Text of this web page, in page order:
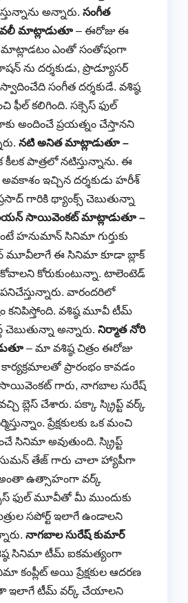
అన్నారు. సంగీత
వలీ మాట్లాడుతూ – ఈరోజు ఈ
ఎంతో సంతోషంగా
ను దర్శకుడు, ప్రొడ్యూసర్
సంగీత దర్శకుడే. వశిష్ఠ
ఫీల్ కలిగింది. సక్సెస్ ఫుల్
అందించే ప్రయత్నం చేస్తానని
నటి అనిత మాట్లాడుతూ –
పాత్రలో నటిస్తున్నాను. ఈ
అవకాశం ఇచ్చిన దర్శకుడు హరీశ్
గారికి థ్యాంక్స్ చెబుతున్నా
సాయివెంకట్ మాట్లాడుతూ –
హనుమాన్ సినిమా గుర్తుకు
మూవీలాగే ఈ సినిమా కూడా బ్లాక్
కోరుకుంటున్నా. టాలెంటెడ్
వారందరిలో
కనిపిస్తోంది. వశిష్ఠ మూవీ టీమ్
చెబుతున్నా అన్నారు. నిర్మాత నోరి
– మా వశిష్ఠ చిత్రం ఈరోజు
ప్రారంభం కావడం
గారు, నాగబాల సురేష్
బ్లెస్ చేశారు. పక్కా స్క్రిప్ట్ వర్క్
ప్రేక్షకులకు ఒక మంచి
సినిమా అవుతుంది. స్క్రిప్ట్
తేజ్ గారు చాలా హ్యాపీగా
ఉత్సాహంగా వర్క్
ఫుల్ మూవీతో మీ ముందుకు
సపోర్ట్ ఇలాగే ఉండాలని
నాగబాల సురేష్ కుమార్
సినిమా టీమ్ ఐకమత్యంగా
కంప్లీట్ అయి ప్రేక్షకుల ఆదరణ
ఇలాగే టీమ్ వర్క్ చేయాలని